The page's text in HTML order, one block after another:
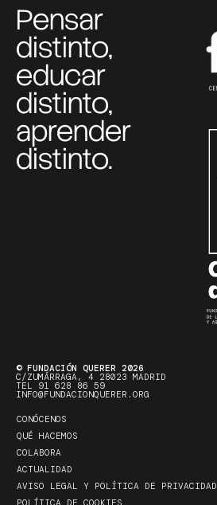
Pensar
distinto,
educar
distinto,
aprender
distinto.
© FUNDACIÓN QUERER 2026
C/ZUMÁRRAGA, 4 28023 MADRID
TEL 91 628 86 59
INFO@FUNDACIONQUERER.ORG
CONÓCENOS
QUÉ HACEMOS
COLABORA
ACTUALIDAD
AVISO LEGAL Y POLÍTICA DE PRIVACIDAD
POLÍTICA DE COOKIES